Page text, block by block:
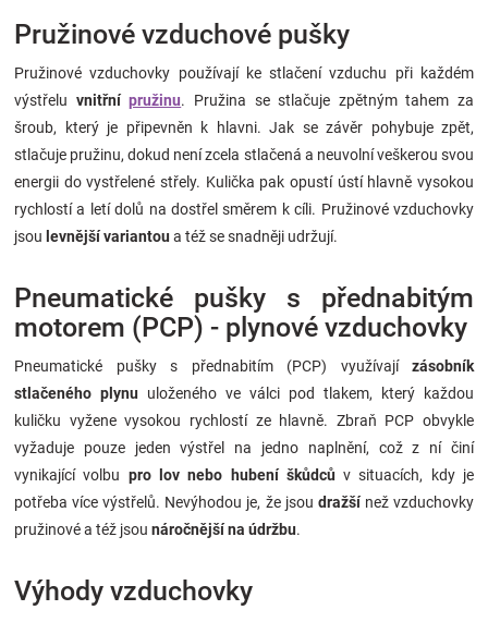
Pružinové vzduchové pušky
Pružinové vzduchovky používají ke stlačení vzduchu při každém
výstřelu vnitřnípružinu. Pružina se stlačuje zpětným tahem za
šroub, který je připevněn k hlavni. Jak se závěr pohybuje zpět,
stlačuje pružinu, dokud není zcela stlačená a neuvolní veškerou svou
energii do vystřelené střely. Kulička pak opustí ústí hlavně vysokou
rychlostí a letí dolů na dostřel směrem k cíli. Pružinové vzduchovky
jsou levnější variantoua též se snadněji udržují.
Pneumatické pušky s přednabitým
motorem (PCP) - plynové vzduchovky
Pneumatické pušky s přednabitím (PCP) využívají zásobník
stlačeného plynu uloženého ve válci pod tlakem, který každou
kuličku vyžene vysokou rychlostí ze hlavně. Zbraň PCP obvykle
vyžaduje pouze jeden výstřel na jedno naplnění, což z ní činí
vynikající volbu pro lov nebo hubení škůdcův situacích, kdy je
potřeba více výstřelů. Nevýhodou je, že jsou dražšínež vzduchovky
pružinové a též jsou náročnější na údržbu.
Výhody vzduchovky